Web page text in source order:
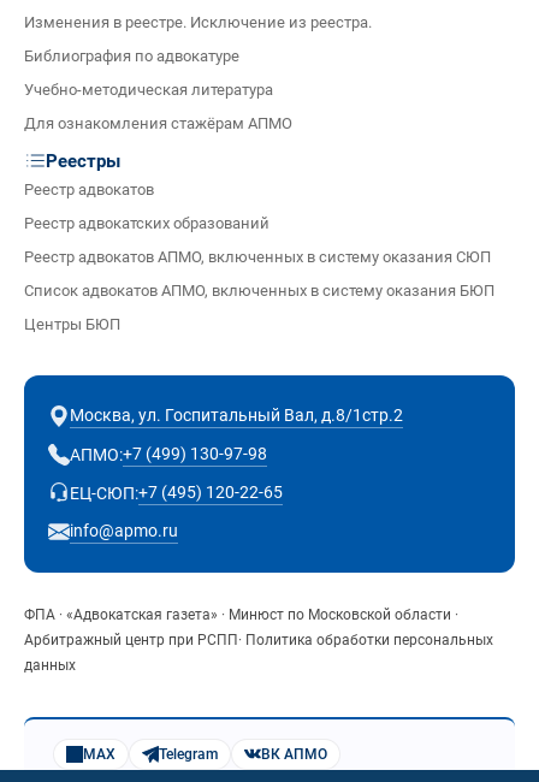
Изменения в реестре. Исключение из реестра.
Библиография по адвокатуре
Учебно-методическая литература
Для ознакомления стажёрам АПМО
Реестры
Реестр адвокатов
Реестр адвокатских образований
Реестр адвокатов АПМО, включенных в систему оказания СЮП
Список адвокатов АПМО, включенных в систему оказания БЮП
Центры БЮП
Москва, ул. Госпитальный Вал, д.8/1стр.2
АПМО:+7 (499) 130-97-98
ЕЦ-СЮП:+7 (495) 120-22-65
info@apmo.ru
ФПА · «Адвокатская газета» · Минюст по Московской области ·
Арбитражный центр при РСПП · Политика обработки персональных
данных
MAX Telegram
ВК АПМО